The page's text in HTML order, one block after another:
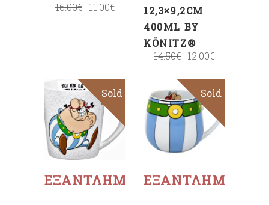
16.00€ 11.00€
12,3×9,2CM
400ML BY
KÖNITZ®
14.50€ 12.00€
Sale
ΕΞΑΝΤΛΗΜΈΝΟ
Sold
Διαβάστε
περισσότερα
Sale
ΕΞΑΝΤΛΗΜΈΝΟ
Sold
Διαβάστε